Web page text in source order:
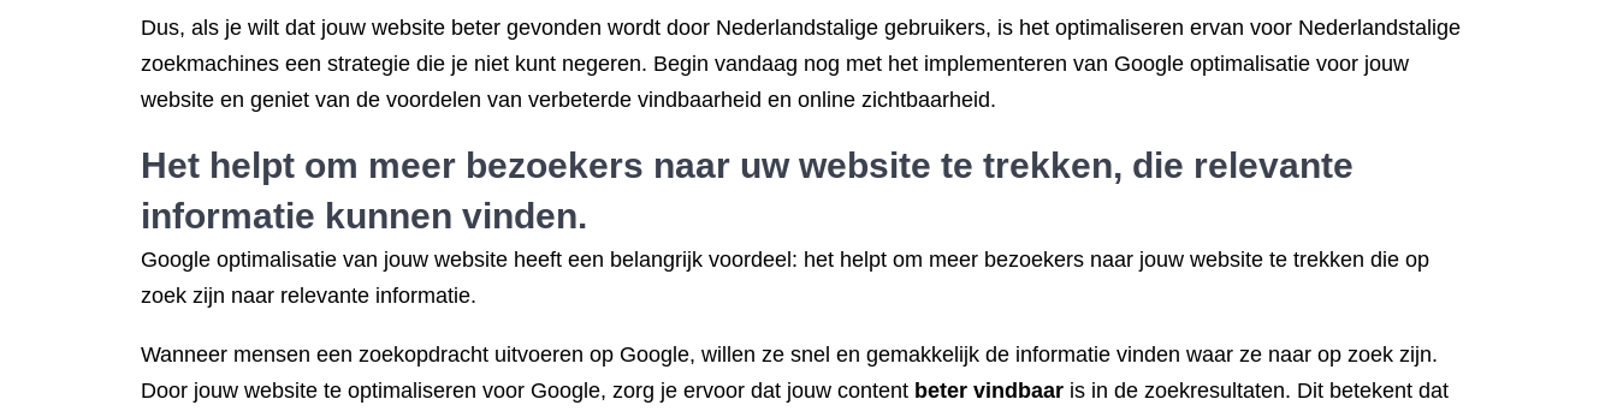
Dus, als je wilt dat jouw website beter gevonden wordt door Nederlandstalige gebruikers, is het optimaliseren ervan voor Nederlandstalige
zoekmachines een strategie die je niet kunt negeren. Begin vandaag nog met het implementeren van Google optimalisatie voor jouw
website en geniet van de voordelen van verbeterde vindbaarheid en online zichtbaarheid.
Het helpt om meer bezoekers naar uw website te trekken, die relevante
informatie kunnen vinden.
Google optimalisatie van jouw website heeft een belangrijk voordeel: het helpt om meer bezoekers naar jouw website te trekken die op
zoek zijn naar relevante informatie.
Wanneer mensen een zoekopdracht uitvoeren op Google, willen ze snel en gemakkelijk de informatie vinden waar ze naar op zoek zijn.
Door jouw website te optimaliseren voor Google, zorg je ervoor dat jouw content beter vindbaar is in de zoekresultaten. Dit betekent dat